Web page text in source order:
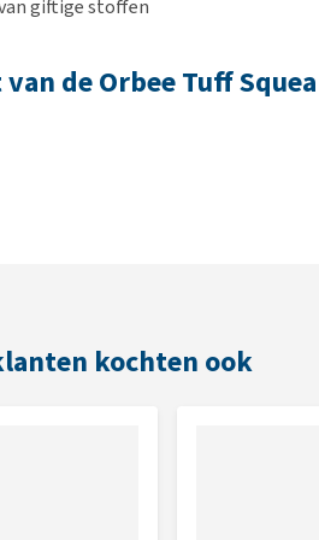
giftige stoffen
de Orbee Tuff
kochten ook